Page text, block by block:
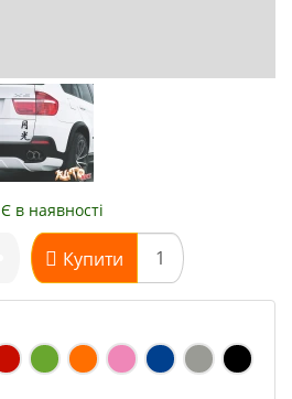
Є в наявності
Купити